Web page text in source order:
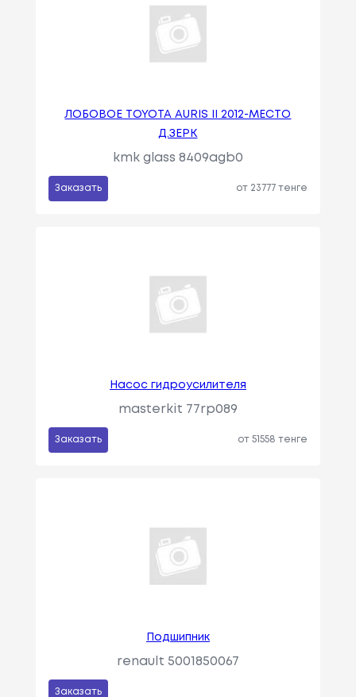
ЛОБОВОЕ TOYOTA AURIS II 2012-МЕСТО
Д.ЗЕРК
kmk glass 8409agb0
Заказать от 23777 тенге
Насос гидроусилителя
masterkit 77rp089
Заказать от 51558 тенге
Подшипник
renault 5001850067
Заказать